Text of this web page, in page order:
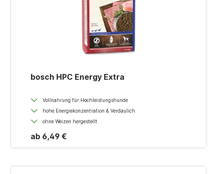
bosch HPC Energy Extra
Vollnahrung für Hochleistungshunde
hohe Energiekonzentration & Verdaulich
ohne Weizen hergestellt
ab 6,49 €